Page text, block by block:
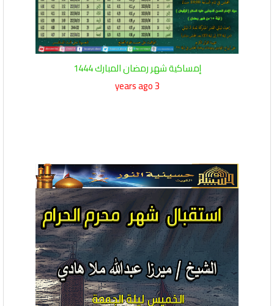
إمساكية شهر رمضان المبارك 1444
3 years ago